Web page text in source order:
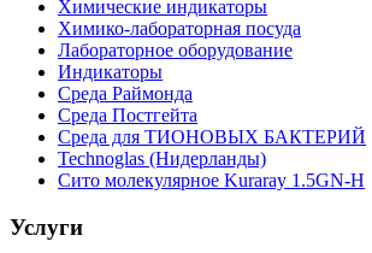
Химические индикаторы
Химико-лабораторная посуда
Лабораторное оборудование
Индикаторы
Среда Раймонда
Среда Постгейта
Среда для ТИОНОВЫХ БАКТЕРИЙ
Technoglas (Нидерланды)
Сито молекулярное Kuraray 1.5GN-H
Услуги